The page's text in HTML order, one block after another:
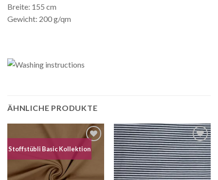
Breite: 155 cm
Gewicht: 200 g/qm
ÄHNLICHE PRODUKTE
Stoffstübli Basic Kollektion
Auf die
Auf die
Wunschliste